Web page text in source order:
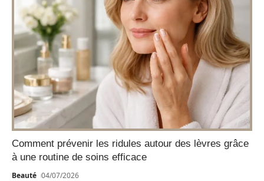
Comment prévenir les ridules autour des lèvres grâce
à une routine de soins efficace
Beauté 04/07/2026